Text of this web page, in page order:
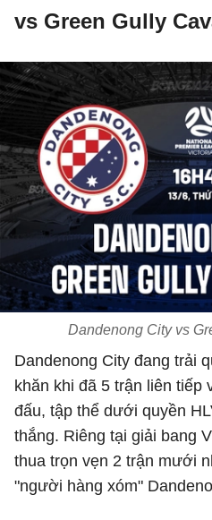
vs Green Gully
Dandenong City vs
Dandenong City đang trải
khăn khi đã 5 trận liên tiếp
đấu, tập thể dưới quyền
thắng. Riêng tại giải bang
thua trọn vẹn 2 trận mưới
"người hàng xóm"